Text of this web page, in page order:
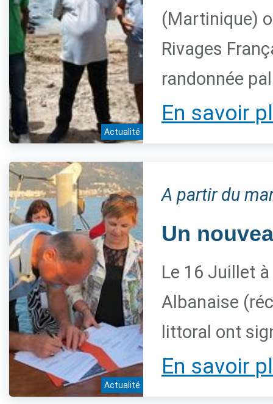
Actualité
(Martinique)
Rivages
randonnée
En savoir
Actualité
A partir du
Un
Le 16 Juillet
Albanaise
littoral ont
En savoir